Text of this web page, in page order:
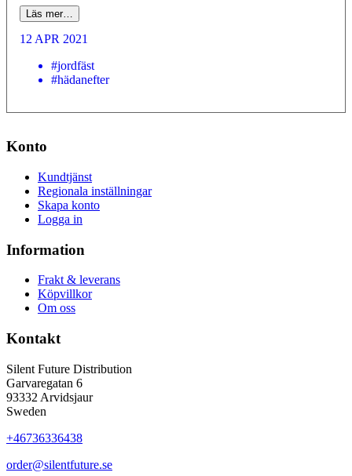
Läs mer…
12 APR 2021
#jordfäst
#hädanefter
Konto
Kundtjänst
Regionala inställningar
Skapa konto
Logga in
Information
Frakt & leverans
Köpvillkor
Om oss
Kontakt
Silent Future Distribution
Garvaregatan 6
93332 Arvidsjaur
Sweden
+46736336438
order@silentfuture.se